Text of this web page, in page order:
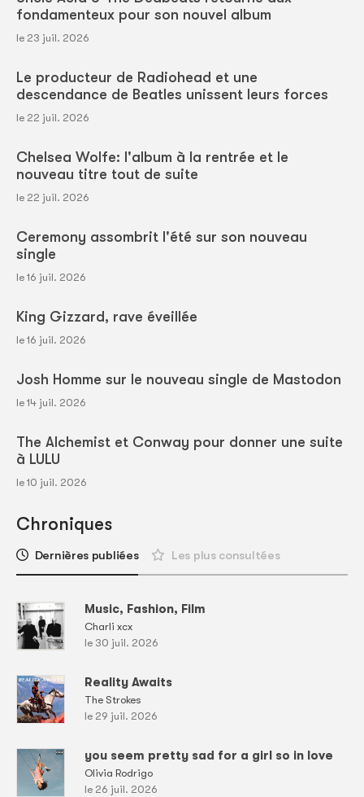
fondamenteux pour son nouvel album
le 23 juil. 2026
Le producteur de Radiohead et une
descendance de Beatles unissent leurs forces
le 22 juil. 2026
Chelsea Wolfe: l'album à la rentrée et le
nouveau titre tout de suite
le 22 juil. 2026
Ceremony assombrit l'été sur son nouveau
single
le 16 juil. 2026
King Gizzard, rave éveillée
le 16 juil. 2026
Josh Homme sur le nouveau single de Mastodon
le 14 juil. 2026
The Alchemist et Conway pour donner une suite
à LULU
le 10 juil. 2026
Chroniques
Dernières publiées Les plus consultées
Music, Fashion, Film
Charli xcx
le 30 juil. 2026
Reality Awaits
The Strokes
le 29 juil. 2026
you seem pretty sad for a girl so in love
Olivia Rodrigo
le 26 juil. 2026